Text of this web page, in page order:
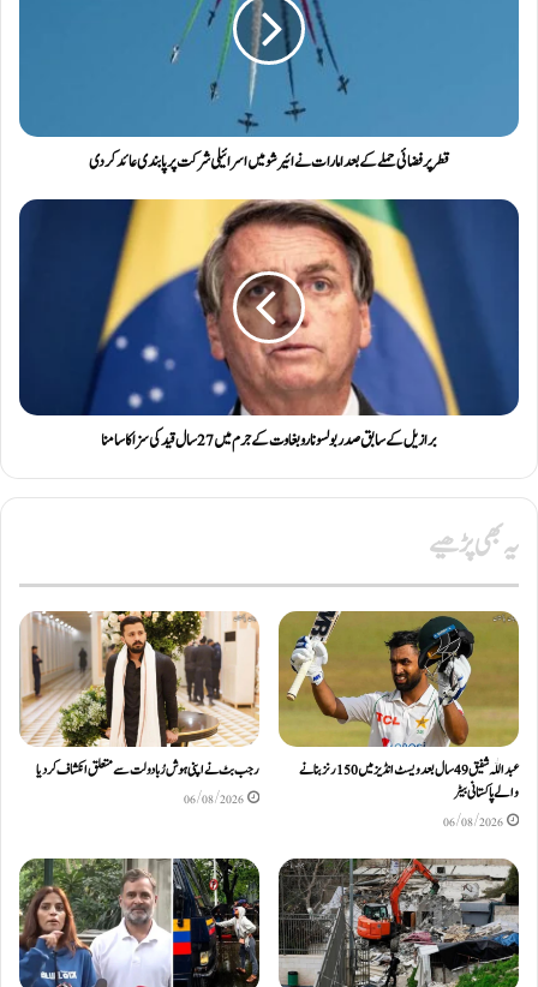
قطر پر فضائی حملے کے بعد امارات نے ائیر شو میں اسرائیلی شرکت پر پابندی عائد کردی
برازیل کے سابق صدر بولسونارو بغاوت کے جرم میں 27 سال قید کی سزا کا سامنا
یہ بھی پڑھیے
عبداللّٰہ شفیق 49 سال بعد ویسٹ انڈیز میں 150 رنز بنانے
والے پاکستانی بیٹر
06/08/2026
رجب بٹ نے اپنی ہوش رُبا دولت سے متعلق انکشاف کردیا
06/08/2026